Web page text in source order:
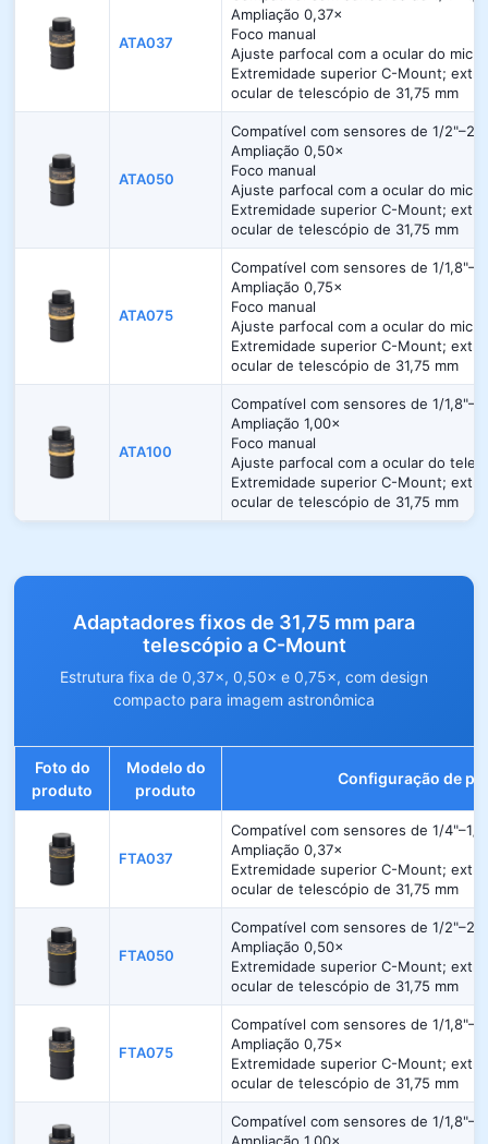
ATA037
Ampliação 0,37×
Foco manual
Ajuste parfocal com a ocular do
Extremidade superior C-Mount;
ocular de telescópio de 31,75 mm
ATA050
Compatível com sensores de 1/2"–2/
Ampliação 0,50×
Foco manual
Ajuste parfocal com a ocular do
Extremidade superior C-Mount;
ocular de telescópio de 31,75 mm
ATA075
Compatível com sensores de 1/1,8"–1"
Ampliação 0,75×
Foco manual
Ajuste parfocal com a ocular do
Extremidade superior C-Mount;
ocular de telescópio de 31,75 mm
ATA100
Compatível com sensores de 1/
Ampliação 1,00×
Foco manual
Ajuste parfocal com a ocular do
Extremidade superior C-Mount;
ocular de telescópio de 31,75 mm
Adaptadores fixos de 31,75 mm para
telescópio a C-Mount
Estrutura fixa de 0,37×, 0,50× e 0,75×, com design
compacto para imagem astronômica
Foto do
produto
Modelo do
produto
Configuração de
FTA037
Compatível com sensores de 1/4"–1/
Ampliação 0,37×
Extremidade superior C-Mount;
ocular de telescópio de 31,75 mm
FTA050
Compatível com sensores de 1/2"–2/
Ampliação 0,50×
Extremidade superior C-Mount;
ocular de telescópio de 31,75 mm
FTA075
Compatível com sensores de 1/1,8"–1"
Ampliação 0,75×
Extremidade superior C-Mount;
ocular de telescópio de 31,75 mm
Compatível com sensores de 1/